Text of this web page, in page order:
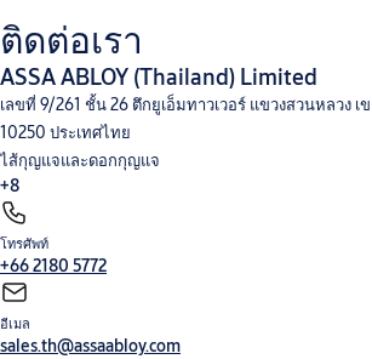
ติดต่อเรา
ASSA ABLOY (Thailand) Limited
เลขที่ 9/261 ชั้น 26 ตึกยูเอ็มทาวเวอร์ แขวงสวนหลวง เ
10250 ประเทศไทย
ไส้กุญแจและดอกกุญแจ
+8
โช๊คอัพประตู
ผลัก
อุปกรณ์ตกแต่งบานประตู และอุปกรณ์ฮาร์ดแวร์
Access Control
โทรศัพท์
+66 2180 5772
อีเมล
sales.th@assaabloy.com